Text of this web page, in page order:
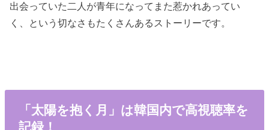
出会っていた二人が青年になってまた惹かれあってい
く、という切なさもたくさんあるストーリーです。
「太陽を抱く月」は韓国内で高視聴率を
記録！